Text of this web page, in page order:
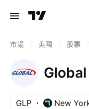
市場 美國 股票
GLP New